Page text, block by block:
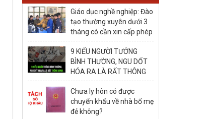
Giáo dục nghề nghiệp: Đào
tạo thường xuyên dưới 3
tháng có cần xin cấp phép
hay không?
9 KIỂU NGƯỜI TƯỞNG
BÌNH THƯỜNG, NGU DỐT
HÓA RA LÀ RẤT THÔNG
MINH, ĐÁNG ĐỂ HỌC TẬP
Chưa ly hôn có được
chuyển khẩu về nhà bố mẹ
đẻ không?